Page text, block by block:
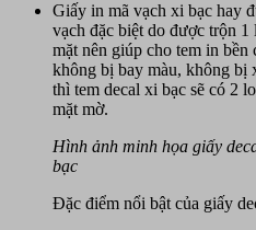
Giấy in mã vạch xi bạc hay
vạch đặc biệt do được trộn
mặt nên giúp cho tem in bền
không bị bay màu, không bị
thì tem decal xi bạc sẽ có 2
mặt mờ.
Hình ảnh minh họa giấy
bạc
Đặc điểm nổi bật của giấy